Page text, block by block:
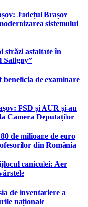
Județul Brașov
sistemului
străzi asfaltate în
Saligny”
de examinare
PSD și AUR și-au
Camera Deputaților
de milioane de euro
din România
caniculei: Aer
de inventariere a
naționale